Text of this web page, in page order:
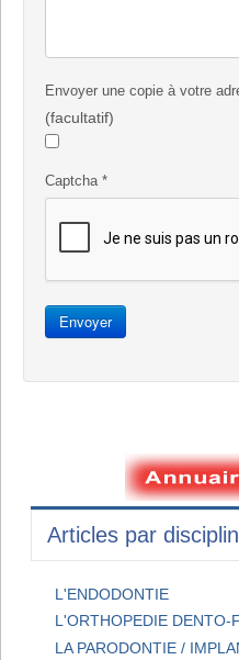
Envoyer une copie à votre
(facultatif)
Captcha*
Envoyer
Articles par
L'ENDODONTIE
L'ORTHOPEDIE DENTO-
LA PARODONTIE /